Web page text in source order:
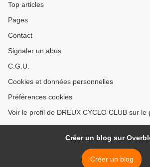
Top articles
Pages
Contact
Signaler un abus
C.G.U.
Cookies et données personnelles
Préférences cookies
Voir le profil de DREUX CYCLO CLUB sur le
Créer un blog sur
Créer un blog